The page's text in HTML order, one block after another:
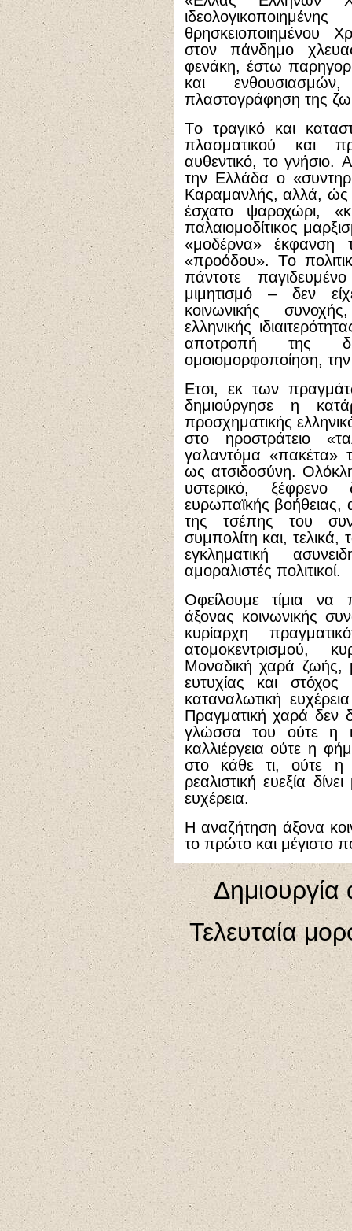
θρησκειοποιημένου
στον πάνδημο
φενάκη, έστω
και
πλαστογράφηση της
Tο τραγικό και
πλασματικού και
αυθεντικό, το γνήσιο.
την Eλλάδα ο
Kαραμανλής, αλλά, ώς
έσχατο ψαροχώρι,
παλαιομοδίτικος
«μοδέρνα» έκφανση
«προόδου». Tο
πάντοτε
μιμητισμό – δεν
κοινωνικής
ελληνικής
αποτροπή της
ομοιομορφοποίηση,
Eτσι, εκ των
δημιούργησε η
προσχηματικής
στο ηροστράτειο
γαλαντόμα «πακέτα»
ως ατσιδοσύνη.
υστερικό,
ευρωπαϊκής βοήθειας,
της τσέπης του
συμπολίτη και,
εγκληματική
αμοραλιστές πολιτικοί.
Oφείλουμε τίμια
άξονας κοινωνικής
κυρίαρχη
ατομοκεντρισμού,
Mοναδική χαρά ζωής,
ευτυχίας και
καταναλωτική
Πραγματική χαρά δεν
γλώσσα του ούτε η
καλλιέργεια ούτε η
στο κάθε τι, ούτε η
ρεαλιστική ευεξία
ευχέρεια.
H αναζήτηση άξονα
το πρώτο και μέγιστο
Δημιουργία
Τελευταία